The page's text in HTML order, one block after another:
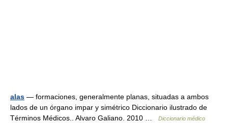
alas — formaciones, generalmente planas, situadas a ambos
lados de un órgano impar y simétrico Diccionario ilustrado de
Términos Médicos.. Alvaro Galiano. 2010 …
Diccionario médico